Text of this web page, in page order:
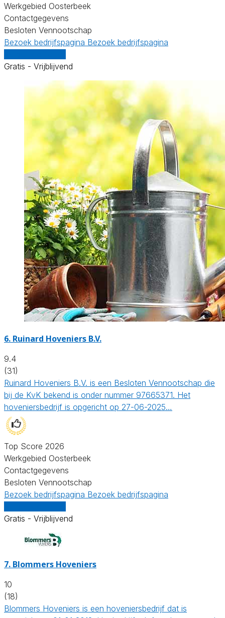
Werkgebied Oosterbeek
Contactgegevens
Besloten Vennootschap
Bezoek bedrijfspagina Bezoek bedrijfspagina
Gratis - Vrijblijvend
6. Ruinard Hoveniers B.V.
9.4
(31)
Ruinard Hoveniers B.V. is een Besloten Vennootschap die
bij de KvK bekend is onder nummer 97665371. Het
hoveniersbedrijf is opgericht op 27-06-2025…
Top Score 2026
Werkgebied Oosterbeek
Contactgegevens
Besloten Vennootschap
Bezoek bedrijfspagina Bezoek bedrijfspagina
Gratis - Vrijblijvend
7. Blommers Hoveniers
10
(18)
Blommers Hoveniers is een hoveniersbedrijf dat is